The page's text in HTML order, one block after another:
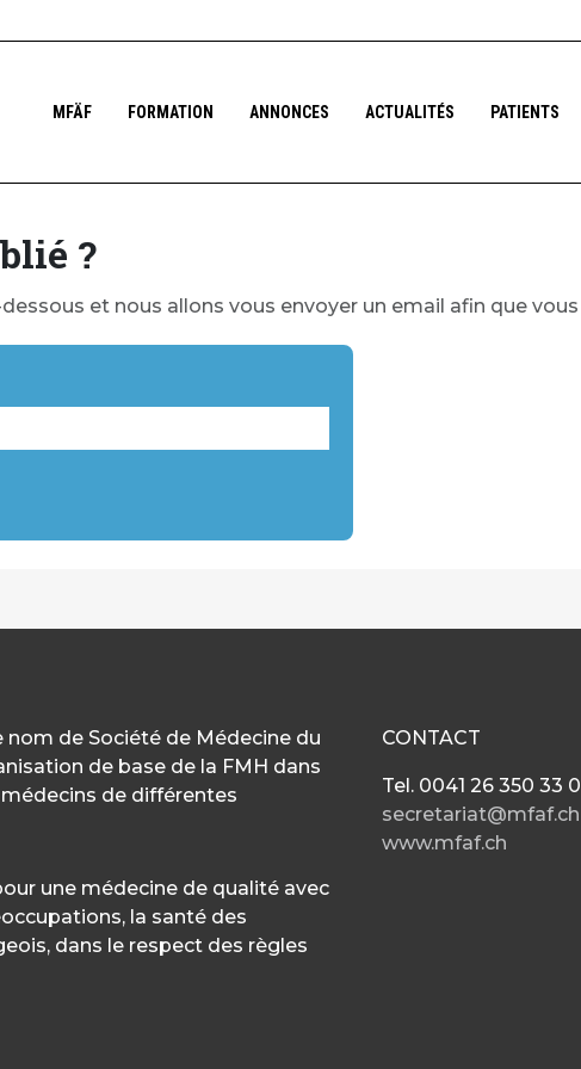
MFÄF FORMATION ANNONCES ACTUALITÉS PATIENTS
?
et nous allons vous envoyer un email afin que
nom de Société de Médecine du
de base de la FMH dans
de différentes
une médecine de qualité avec
la santé des
dans le respect des règles
CONTACT
Tel. 0041 26 350 33
secretariat@mfaf.ch
www.mfaf.ch